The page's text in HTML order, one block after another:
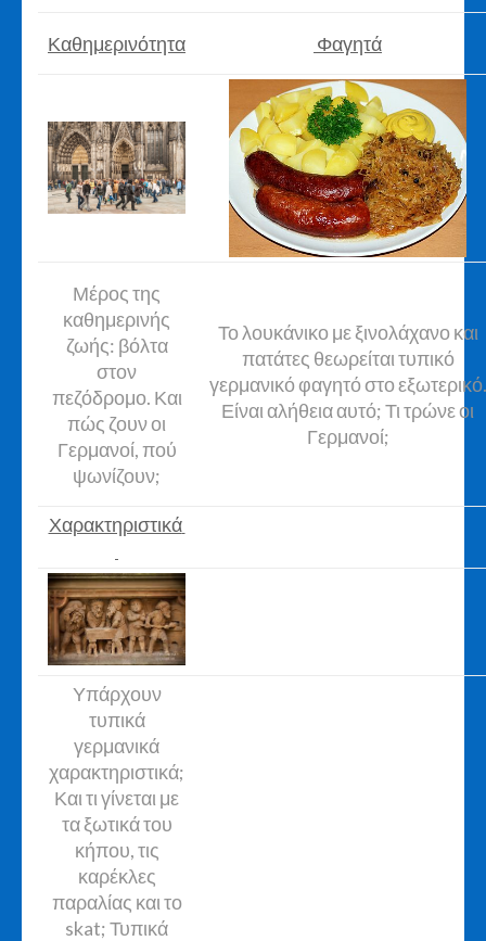
Καθημερινότητα Φαγητά
Μέρος της
καθημερινής
ζωής: βόλτα
στον
πεζόδρομο. Και
πώς ζουν οι
Γερμανοί, πού
ψωνίζουν;
Το λουκάνικο με ξινολάχανο και
πατάτες θεωρείται τυπικό
γερμανικό φαγητό στο εξωτερικό.
Είναι αλήθεια αυτό; Τι τρώνε οι
Γερμανοί;
Χαρακτηριστικά
Υπάρχουν
τυπικά
γερμανικά
χαρακτηριστικά;
Και τι γίνεται με
τα ξωτικά του
κήπου, τις
καρέκλες
παραλίας και το
skat; Τυπικά